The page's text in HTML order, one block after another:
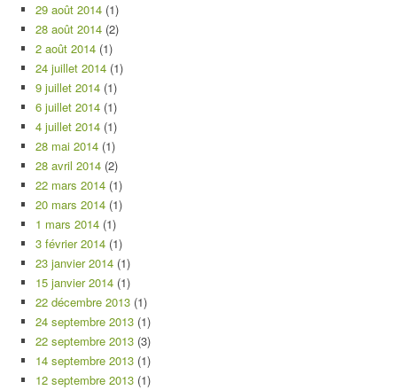
29 août 2014 (1)
28 août 2014 (2)
2 août 2014 (1)
24 juillet 2014 (1)
9 juillet 2014 (1)
6 juillet 2014 (1)
4 juillet 2014 (1)
28 mai 2014 (1)
28 avril 2014 (2)
22 mars 2014 (1)
20 mars 2014 (1)
1 mars 2014 (1)
3 février 2014 (1)
23 janvier 2014 (1)
15 janvier 2014 (1)
22 décembre 2013 (1)
24 septembre 2013 (1)
22 septembre 2013 (3)
14 septembre 2013 (1)
12 septembre 2013 (1)